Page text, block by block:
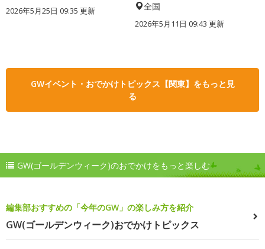
2026年5月25日 09:35 更新 全国
2026年5月11日 09:43 更新
GWイベント・おでかけトピックス【関東】をもっと見
る
GW(ゴールデンウィーク)のおでかけをもっと楽しむ
編集部おすすめの「今年のGW」の楽しみ方を紹介
GW(ゴールデンウィーク)おでかけトピックス